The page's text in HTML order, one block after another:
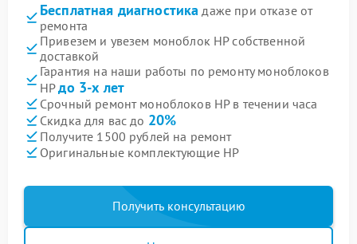
Бесплатная диагностика даже при отказе от
ремонта
Привезем и увезем моноблок HP собственной
доставкой
Гарантия на наши работы по ремонту моноблоков
HPдо 3-х лет
Срочный ремонт моноблоков HP в течении часа
Скидка для вас до 20%
Получите 1500 рублей на ремонт
Оригинальные комплектующие HP
Получить консультацию